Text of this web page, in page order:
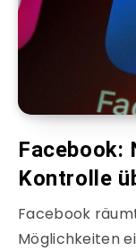
Facebook:
Kontrolle
Facebook
Möglichkeiten